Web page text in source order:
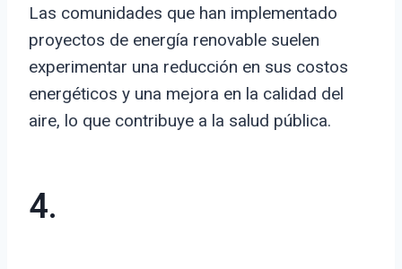
Las comunidades que han implementado
proyectos de energía renovable suelen
experimentar una reducción en sus costos
energéticos y una mejora en la calidad del
aire, lo que contribuye a la salud pública.
4.